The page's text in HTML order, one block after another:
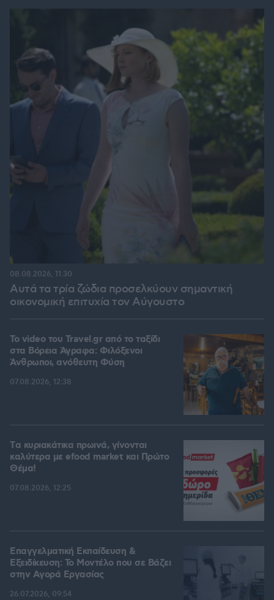
Αυτά τα τρία ζώδια προσελκύουν σημαντική
οικονομική επιτυχία τον Αύγουστο
08.08.2026, 11:30
To video του Travel.gr από το ταξίδι
στα Βόρεια Άγραφα: Φιλόξενοι
Άνθρωποι, ανόθευτη Φύση
07.08.2026, 12:38
Tα κυριακάτικα πρωινά, γίνονται
καλύτερα με efood market και Πρώτο
Θέμα!
07.08.2026, 12:25
Επαγγελματική Εκπαίδευση &
Εξειδίκευση: Το Mοντέλο που σε Bάζει
στην Aγορά Eργασίας
26.07.2026, 09:54